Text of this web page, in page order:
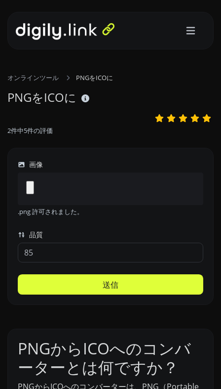
オンラインツール PNGをICOに
PNGをICOに
2件中5件の評価
画像
.png 許可されました。
品質
送信
PNGからICOへのコンバ
ーターとは何ですか？
PNGからICOへのコンバーターは、PNG（Portable